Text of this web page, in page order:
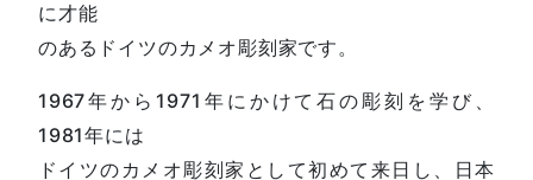
に才能
のあるドイツのカメオ彫刻家です。
1967年から1971年にかけて石の彫刻を学び、
1981年には
ドイツのカメオ彫刻家として初めて来日し、日本